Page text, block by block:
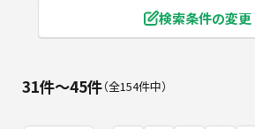
検索条件の変更
31件〜45件 全154件中